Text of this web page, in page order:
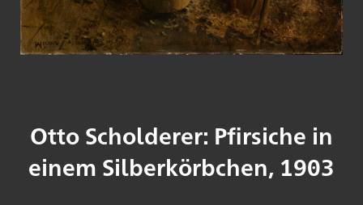
Otto Scholderer: Pfirsiche in
einem Silberkörbchen, 1903